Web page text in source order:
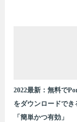
2022最新：無料で
をダウンロードでき
「簡単かつ有効」